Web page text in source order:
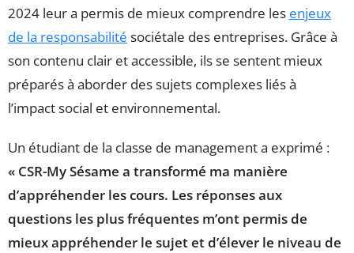
2024 leur a permis de mieux comprendre les enjeux
de la responsabilité sociétale des entreprises. Grâce à
son contenu clair et accessible, ils se sentent mieux
préparés à aborder des sujets complexes liés à
l’impact social et environnemental.
Un étudiant de la classe de management a exprimé :
« CSR-My Sésame a transformé ma manière
d’appréhender les cours. Les réponses aux
questions les plus fréquentes m’ont permis de
mieux appréhender le sujet et d’élever le niveau de